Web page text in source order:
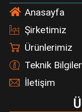
Anasayfa
Şirketimiz
Ürünlerimiz
Teknik Bilgiler
İletişim